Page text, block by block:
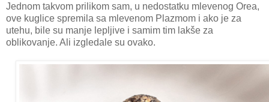
Jednom takvom prilikom sam, u nedostatku mlevenog Orea,
ove kuglice spremila sa mlevenom Plazmom i ako je za
utehu, bile su manje lepljive i samim tim lakše za
oblikovanje. Ali izgledale su ovako.